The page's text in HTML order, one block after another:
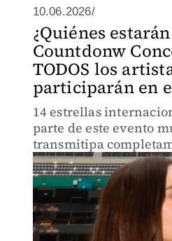
10.06.2026/
¿Quiénes
Countdonw
TODOS los
participarán en
14 estrellas
parte de este evento
transmitipa